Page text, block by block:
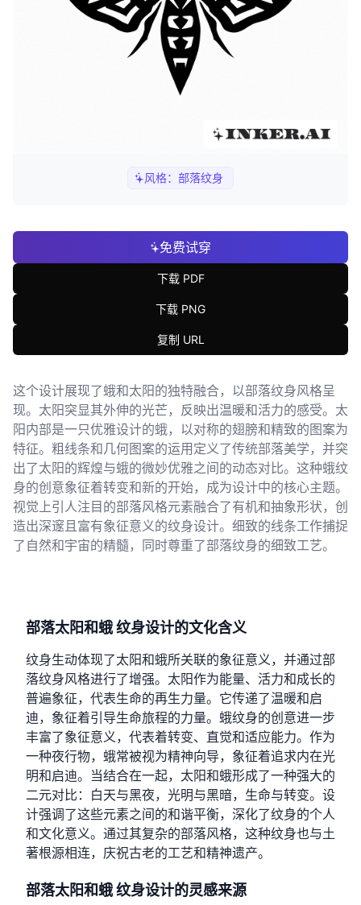
风格： 部落纹身
免费试穿
下载 PDF
下载 PNG
复制 URL
这个设计展现了蛾和太阳的独特融合，以部落纹身风格呈
现。太阳突显其外伸的光芒，反映出温暖和活力的感受。太
阳内部是一只优雅设计的蛾，以对称的翅膀和精致的图案为
特征。粗线条和几何图案的运用定义了传统部落美学，并突
出了太阳的辉煌与蛾的微妙优雅之间的动态对比。这种蛾纹
身的创意象征着转变和新的开始，成为设计中的核心主题。
视觉上引人注目的部落风格元素融合了有机和抽象形状，创
造出深邃且富有象征意义的纹身设计。细致的线条工作捕捉
了自然和宇宙的精髓，同时尊重了部落纹身的细致工艺。
部落太阳和蛾 纹身设计的文化含义
纹身生动体现了太阳和蛾所关联的象征意义，并通过部
落纹身风格进行了增强。太阳作为能量、活力和成长的
普遍象征，代表生命的再生力量。它传递了温暖和启
迪，象征着引导生命旅程的力量。蛾纹身的创意进一步
丰富了象征意义，代表着转变、直觉和适应能力。作为
一种夜行物，蛾常被视为精神向导，象征着追求内在光
明和启迪。当结合在一起，太阳和蛾形成了一种强大的
二元对比：白天与黑夜，光明与黑暗，生命与转变。设
计强调了这些元素之间的和谐平衡，深化了纹身的个人
和文化意义。通过其复杂的部落风格，这种纹身也与土
著根源相连，庆祝古老的工艺和精神遗产。
部落太阳和蛾 纹身设计的灵感来源